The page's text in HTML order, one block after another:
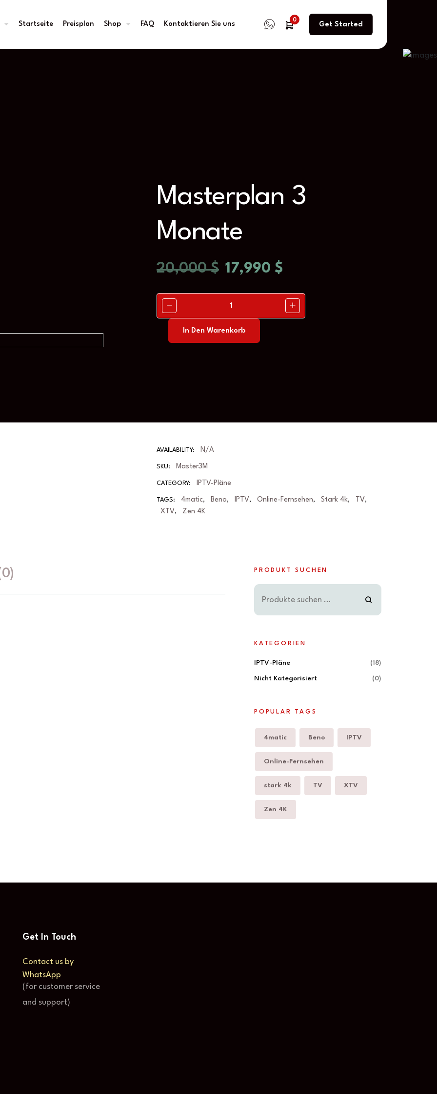
Startseite Preisplan Shop FAQ Kontaktieren Sie uns
0
Get Started
Masterplan 3
Monate
20,000$ 17,990 $
In Den Warenkorb
AVAILABILITY: N/A
SKU: Master3M
CATEGORY: IPTV-Pläne
TAGS: 4matic, Beno, IPTV, Online-Fernsehen, Stark 4k, TV,
XTV, Zen 4K
PRODUKT SUCHEN
KATEGORIEN
IPTV-Pläne (18)
Nicht Kategorisiert (0)
POPULAR TAGS
4matic Beno IPTV
Online-Fernsehen
stark 4k TV XTV
Zen 4K
Get In Touch
Contact us by
WhatsApp
(for customer service
and support)